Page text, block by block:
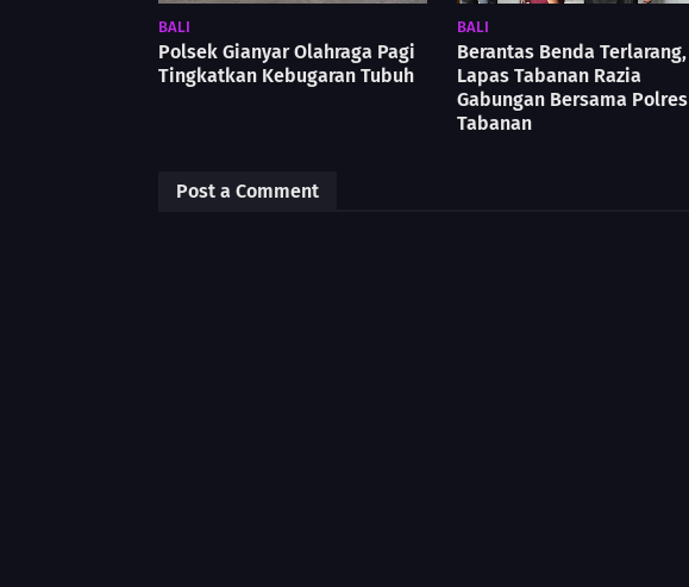
BALI
Polsek Gianyar Olahraga Pagi
Tingkatkan Kebugaran Tubuh
BALI
Berantas Benda Terlarang,
Lapas Tabanan Razia
Gabungan Bersama Polres
Tabanan
Post a Comment